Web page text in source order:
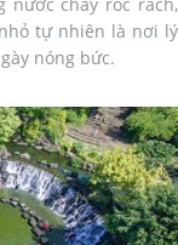
tự nhiên là nơi lý
nóng bức.